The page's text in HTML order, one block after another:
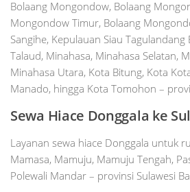
Bolaang Mongondow, Bolaang
Mongondow Timur, Bolaang
Sangihe, Kepulauan Siau Tagulandang
Talaud, Minahasa, Minahasa Selatan,
Minahasa Utara, Kota Bitung, Kota
Manado, hingga Kota Tomohon –
Sewa Hiace Donggala ke
Layanan sewa hiace Donggala untuk
Mamasa, Mamuju, Mamuju Tengah,
Polewali Mandar – provinsi Sulawesi